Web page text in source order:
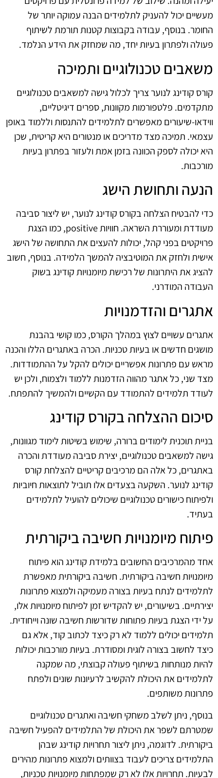
מעשיים יכול להעניק לתלמידים הבנה עמוקה יותר של
החומר. בנוסף, עבודה בקבוצות קטנות תורמת לשיתוף
פעולה ולפתרון בעיות יחד, מה שמחזק את הידע הנלמד.
משאבים טכנולוגיים ותמיכה
קורס קודינג לנוער צריך לכלול גישה למשאבים טכנולוגיים
מתקדמים. פלטפורמות מקוונות, ספרים דיגיטליים,
ווידאו-שיעורים מאפשרים לתלמידים להתנסות וללמוד באופן
עצמאי. תמיכה מצד מדריכים או מנטורים היא קריטית, שכן
היא יכולה לספק הכוונה בזמן אמת ולעזור בפתרון בעיות
מורכבות.
הנעה ותחושת הישג
כדי להבטיח הצלחה בקורס קודינג לנוער, יש ליצור סביבה
מעודדת ומעוררת השראה. חוויות positive, כמו הצגת
פרויקטים בפני קהל, יכולות להעצים את התחושה של הישג
אישית ולחזק את המוטיבציה להמשך הלמידה. בנוסף, חשוב
להציג את היתרונות של רכישת מיומנויות קודינג בשוק
העבודה המודרני.
אתגרים והזדמנויות
אתגרים עשויים לצוץ במהלך הקורס, כמו קושי בהבנת
מושגים חדשים או בעיות טכניות. הכרה באתגרים הללו והכנה
מראש עם פתרונות אפשריים יכולים להקל על ההתמודדות.
מצד שני, כל אתגר מהווה הזדמנות ללמוד ולצמוח, ולכן יש
לעודד תלמידים להתמודד עם הקשיים ולהמשיך להתפתח.
סיכום ההצלחה בקורס קודינג
בניית תוכנית לימודים ברורה, שימוש בשיטות לימוד מגוונות,
גישה למשאבים טכנולוגיים, יצירת סביבה מעודדת והכרה
באתגרים, כל אלה הם מרכיבים קריטיים להצלחת קורס
קודינג לנוער. השקעה בצעדים אלו תוביל לתוצאות חיוביות
ולפיתוח כישורים טכנולוגיים שיכולים להועיל לתלמידים
בעתיד.
פיתוח מיומנויות חשיבה ביקורתית
אחד מהמרכיבים החשובים בלמידת קודינג הוא פיתוח
מיומנויות חשיבה ביקורתית. חשיבה ביקורתית מאפשרת
לתלמידים לנתח בעיות בצורה מעמיקה ולמצוא פתרונות
יצירתיים. בשיעורים, יש להקדיש זמן לפיתוח מיומנויות אלו,
על ידי הצגת בעיות פתוחות שדורשות חשיבה שונה וייחודית.
תלמידים יכולים ללמוד לא רק כיצד לכתוב קוד, אלא גם
כיצד לחשוב בצורה לוגית ומסודרת. בעיות מורכבות יכולות
להיות מנותחות בשיתוף פעולה קבוצתי, מה שמקנה
לתלמידים את היכולת להקשיב לרעיונות שונים ולפתח
פתרונות משותפים.
בנוסף, ניתן לשלב משחקי חשיבה ואתגרים טכנולוגיים
שמטרתם לשפר את היכולת של התלמידים להפעיל חשיבה
ביקורתית. לדוגמה, ניתן ליצור תחרויות קודינג שבהן
התלמידים צריכים לעבוד בצוותים ולמצוא פתרונות מהירים
לבעיות. תחרויות אלו לא רק שמפתחות מיומנויות טכניות,